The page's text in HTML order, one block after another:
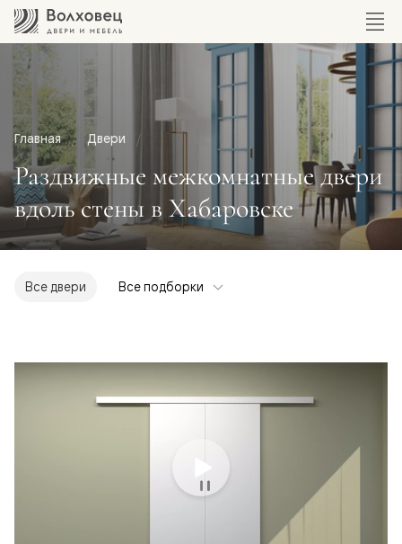
Главная Двери
Раздвижные межкомнатные двери
вдоль стены в Хабаровске
Все двери Все подборки